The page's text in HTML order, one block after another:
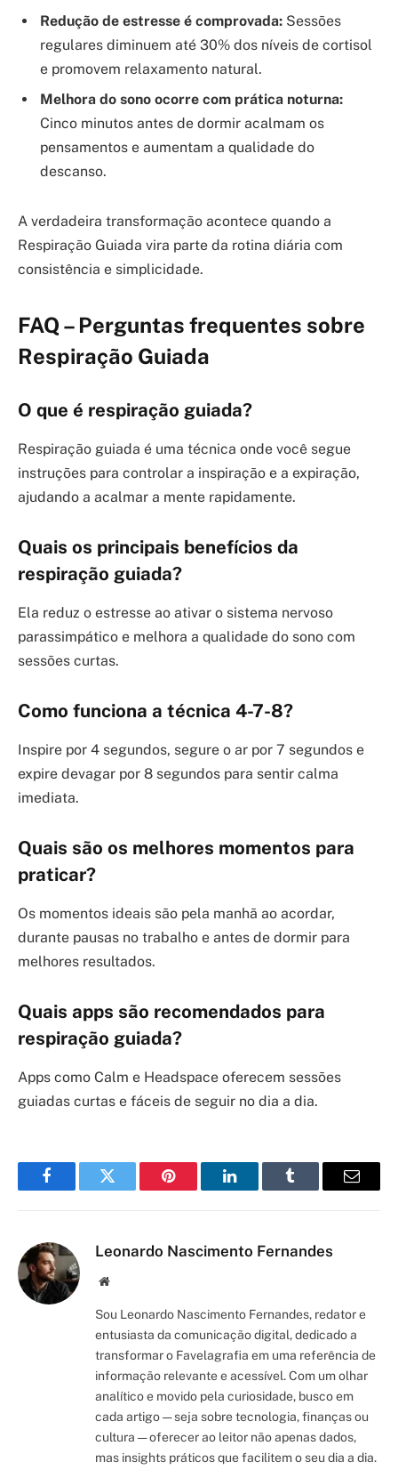
Redução de estresse é comprovada: Sessões
regulares diminuem até 30% dos níveis de cortisol
e promovem relaxamento natural.
Melhora do sono ocorre com prática noturna:
Cinco minutos antes de dormir acalmam os
pensamentos e aumentam a qualidade do
descanso.
A verdadeira transformação acontece quando a
Respiração Guiada vira parte da rotina diária com
consistência e simplicidade.
FAQ – Perguntas frequentes sobre
Respiração Guiada
O que é respiração guiada?
Respiração guiada é uma técnica onde você segue
instruções para controlar a inspiração e a expiração,
ajudando a acalmar a mente rapidamente.
Quais os principais benefícios da
respiração guiada?
Ela reduz o estresse ao ativar o sistema nervoso
parassimpático e melhora a qualidade do sono com
sessões curtas.
Como funciona a técnica 4-7-8?
Inspire por 4 segundos, segure o ar por 7 segundos e
expire devagar por 8 segundos para sentir calma
imediata.
Quais são os melhores momentos para
praticar?
Os momentos ideais são pela manhã ao acordar,
durante pausas no trabalho e antes de dormir para
melhores resultados.
Quais apps são recomendados para
respiração guiada?
Apps como Calm e Headspace oferecem sessões
guiadas curtas e fáceis de seguir no dia a dia.
FacebookTwitter Pinterest LinkedInTumblr Email
Leonardo Nascimento Fernandes
Site/Blog
Sou Leonardo Nascimento Fernandes, redator e
entusiasta da comunicação digital, dedicado a
transformar o Favelagrafia em uma referência de
informação relevante e acessível. Com um olhar
analítico e movido pela curiosidade, busco em
cada artigo — seja sobre tecnologia, finanças ou
cultura — oferecer ao leitor não apenas dados,
mas insights práticos que facilitem o seu dia a dia.